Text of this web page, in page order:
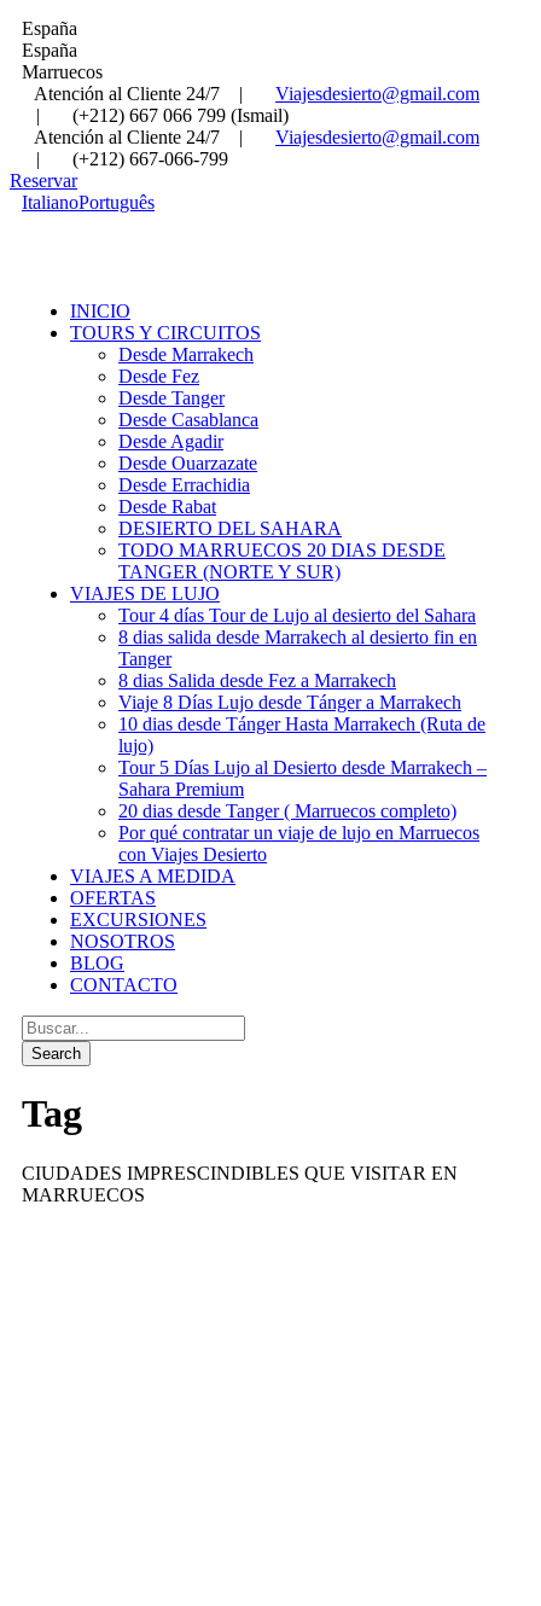
España
España
Marruecos
Atención al Cliente 24/7
|
Viajesdesierto@gmail.com
|
(+212) 667 066 799 (Ismail)
Atención al Cliente 24/7
|
Viajesdesierto@gmail.com
|
(+212) 667-066-799
Reservar
ItalianoPortuguês
INICIO
TOURS Y CIRCUITOS
Desde Marrakech
Desde Fez
Desde Tanger
Desde Casablanca
Desde Agadir
Desde Ouarzazate
Desde Errachidia
Desde Rabat
DESIERTO DEL SAHARA
TODO MARRUECOS 20 DIAS DESDE
TANGER (NORTE Y SUR)
VIAJES DE LUJO
Tour 4 días Tour de Lujo al desierto del Sahara
8 dias salida desde Marrakech al desierto fin en
Tanger
8 dias Salida desde Fez a Marrakech
Viaje 8 Días Lujo desde Tánger a Marrakech
10 dias desde Tánger Hasta Marrakech (Ruta de
lujo)
Tour 5 Días Lujo al Desierto desde Marrakech –
Sahara Premium
20 dias desde Tanger ( Marruecos completo)
Por qué contratar un viaje de lujo en Marruecos
con Viajes Desierto
VIAJES A MEDIDA
OFERTAS
EXCURSIONES
NOSOTROS
BLOG
CONTACTO
Tag
CIUDADES IMPRESCINDIBLES QUE VISITAR EN
MARRUECOS